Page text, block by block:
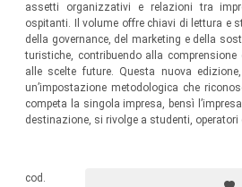
assetti organizzativi e relazioni tra
ospitanti. Il volume offre chiavi di lettura e
della governance, del marketing e della
turistiche, contribuendo alla
alle scelte future. Questa nuova
un’impostazione metodologica che
competa la singola impresa, bensì
destinazione, si rivolge a studenti,
cod.